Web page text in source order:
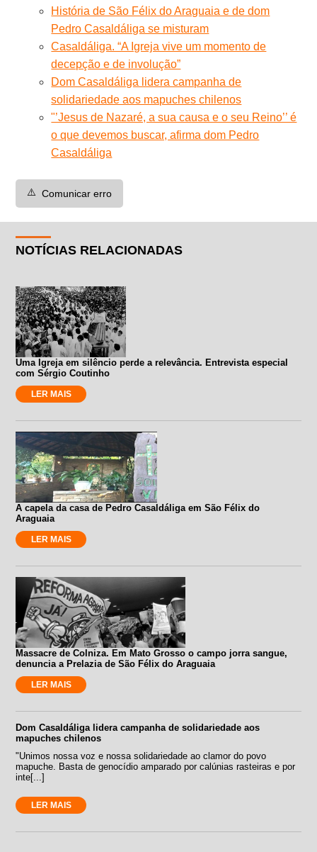
História de São Félix do Araguaia e de dom
Pedro Casaldáliga se misturam
Casaldáliga. “A Igreja vive um momento de
decepção e de involução”
Dom Casaldáliga lidera campanha de
solidariedade aos mapuches chilenos
"’Jesus de Nazaré, a sua causa e o seu Reino’’ é
o que devemos buscar, afirma dom Pedro
Casaldáliga
⚠️ Comunicar erro
NOTÍCIAS RELACIONADAS
Uma Igreja em silêncio perde a relevância. Entrevista especial
com Sérgio Coutinho
LER MAIS
A capela da casa de Pedro Casaldáliga em São Félix do
Araguaia
LER MAIS
Massacre de Colniza. Em Mato Grosso o campo jorra sangue,
denuncia a Prelazia de São Félix do Araguaia
LER MAIS
Dom Casaldáliga lidera campanha de solidariedade aos
mapuches chilenos
"Unimos nossa voz e nossa solidariedade ao clamor do povo
mapuche. Basta de genocídio amparado por calúnias rasteiras e por
inte[...]
LER MAIS